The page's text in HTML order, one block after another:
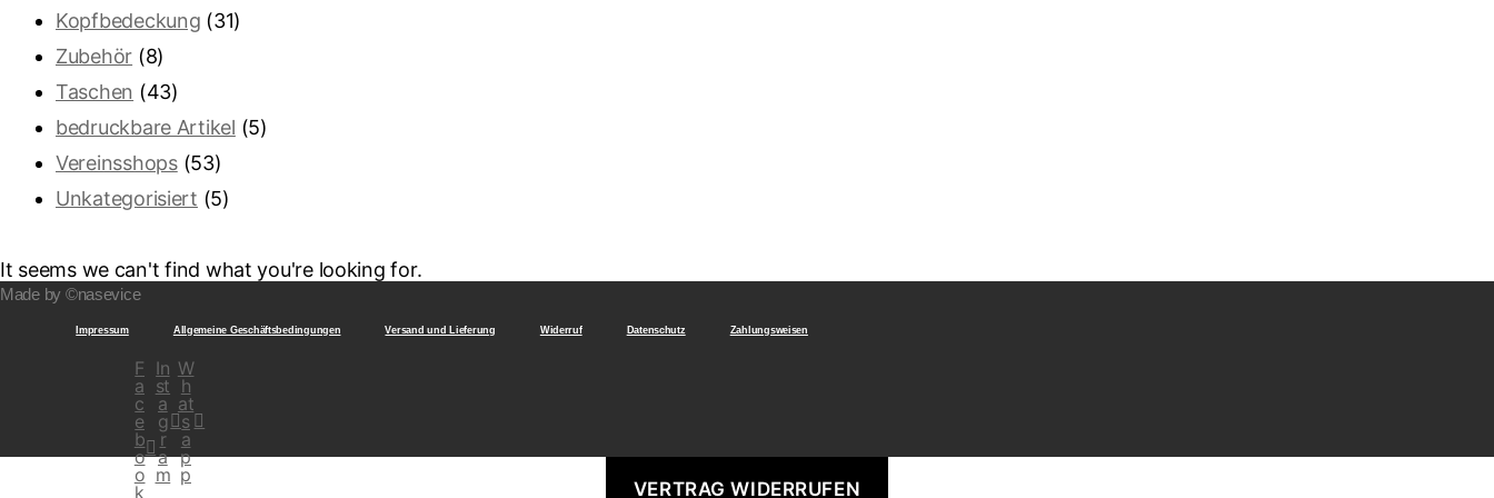
Kopfbedeckung (31)
Zubehör (8)
Taschen (43)
bedruckbare Artikel (5)
Vereinsshops (53)
Unkategorisiert (5)
It seems we can't find what you're looking for.
Made by ©nasevice
Impressum Allgemeine Geschäftsbedingungen Versand und Lieferung Widerruf Datenschutz Zahlungsweisen
F
a
c
e
b
o
o
k
In
st
a
g
r
a
m
W
h
at
s
a
p
p
VERTRAG WIDERRUFEN